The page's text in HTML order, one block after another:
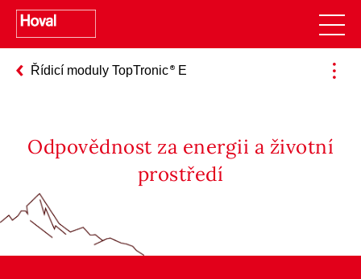
Řídicí moduly TopTronic E
Odpovědnost za energii a životní
prostředí